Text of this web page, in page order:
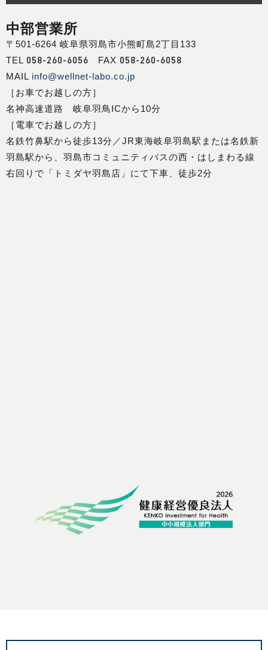
中部営業所
〒501-6264 岐阜県羽島市小熊町島2丁目133
TEL 058-260-6056 FAX 058-260-6058
MAIL info@wellnet-labo.co.jp
［お車でお越しの方］
名神高速道路 岐阜羽鳥ICから10分
［電車でお越しの方］
名鉄竹鼻駅から徒歩13分／JR東海岐阜羽島駅または名鉄新
羽島駅から、羽島市コミュニティバスの西・はしまわる線
右回りで「トミダヤ羽島店」にて下車、徒歩2分